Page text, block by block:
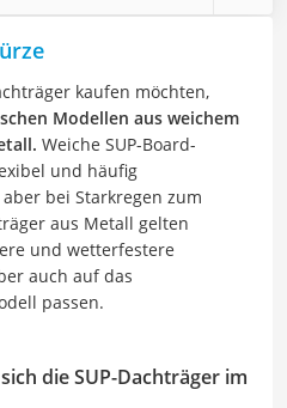
kaufen möchten,
Modellen aus weichem
Weiche SUP-Board-
und häufig
bei Starkregen zum
aus Metall gelten
und wetterfestere
auch auf das
passen.
die SUP-Dachträger im